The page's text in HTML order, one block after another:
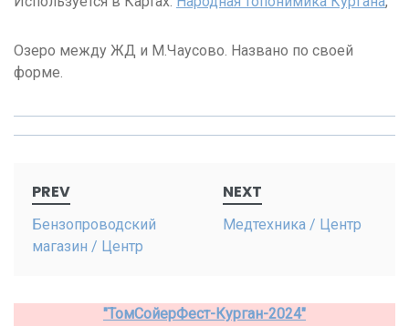
Озеро между ЖД и М.Чаусово. Названо по своей
форме.
navigation
PREV
Бензопроводский
магазин / Центр
NEXT
Медтехника / Центр
"ТомСойерФест-Курган-2024"